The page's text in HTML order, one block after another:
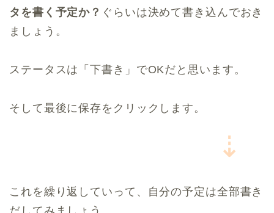
タを書く予定か？ ぐらいは決めて書き込んでおき
ましょう。
ステータスは「下書き」でOKだと思います。
そして最後に保存をクリックします。
⇣
これを繰り返していって、自分の予定は全部書き
だしてみましょう。